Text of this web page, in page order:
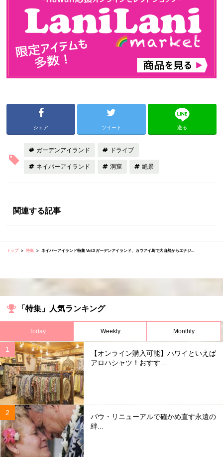
シェア ツイート 送る
ガーデンアイランド ドライブ
ネイバーアイランド 洞窟 絶景
関連する記事
トップ 特集 ネイバーアイランド特集 Vol.3 ガーデンアイランド、カウアイ島で大自然からエナジ...
「特集」人気ランキング
Today Weekly Monthly
【オンライン購入可能】ハワイといえば
アロハシャツ！おすす...
バウ・リニューアルで確かめ直す永遠の
絆...